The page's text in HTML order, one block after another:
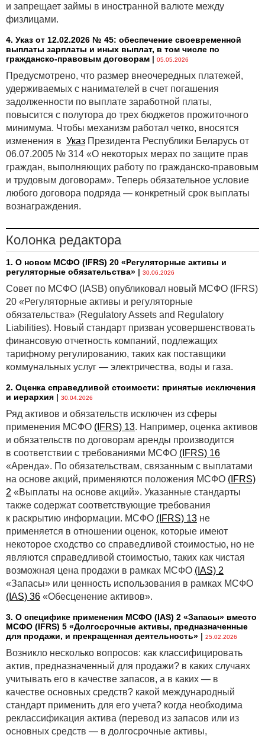
и запрещает займы в иностранной валюте между
физлицами.
4. Указ от 12.02.2026 № 45: обеспечение своевременной
выплаты зарплаты и иных выплат, в том числе по
гражданско-правовым договорам | 05.05.2026
Предусмотрено, что размер внеочередных платежей,
удерживаемых с нанимателей в счет погашения
задолженности по выплате заработной платы,
повысится с полутора до трех бюджетов прожиточного
минимума. Чтобы механизм работал четко, вносятся
изменения в Указ Президента Республики Беларусь от
06.07.2005 № 314 «О некоторых мерах по защите прав
граждан, выполняющих работу по гражданско-правовым
и трудовым договорам». Теперь обязательное условие
любого договора подряда — конкретный срок выплаты
вознаграждения.
Колонка редактора
1. О новом МСФО (IFRS) 20 «Регуляторные активы и
регуляторные обязательства» | 30.06.2026
Совет по МСФО (IASB) опубликовал новый МСФО (IFRS)
20 «Регуляторные активы и регуляторные
обязательства» (Regulatory Assets and Regulatory
Liabilities). Новый стандарт призван усовершенствовать
финансовую отчетность компаний, подлежащих
тарифному регулированию, таких как поставщики
коммунальных услуг — электричества, воды и газа.
2. Оценка справедливой стоимости: принятые исключения
и иерархия | 30.04.2026
Ряд активов и обязательств исключен из сферы
применения МСФО (IFRS) 13. Например, оценка активов
и обязательств по договорам аренды производится
в соответствии с требованиями МСФО (IFRS) 16
«Аренда». По обязательствам, связанным с выплатами
на основе акций, применяются положения МСФО (IFRS)
2 «Выплаты на основе акций». Указанные стандарты
также содержат соответствующие требования
к раскрытию информации. МСФО (IFRS) 13 не
применяется в отношении оценок, которые имеют
некоторое сходство со справедливой стоимостью, но не
являются справедливой стоимостью, таких как чистая
возможная цена продажи в рамках МСФО (IAS) 2
«Запасы» или ценность использования в рамках МСФО
(IAS) 36 «Обесценение активов».
3. О специфике применения МСФО (IАS) 2 «Запасы» вместо
МСФО (IFRS) 5 «Долгосрочные активы, предназначенные
для продажи, и прекращенная деятельность» | 25.02.2026
Возникло несколько вопросов: как классифицировать
актив, предназначенный для продажи? в каких случаях
учитывать его в качестве запасов, а в каких — в
качестве основных средств? какой международный
стандарт применить для его учета? когда необходима
реклассификация актива (перевод из запасов или из
основных средств — в долгосрочные активы,